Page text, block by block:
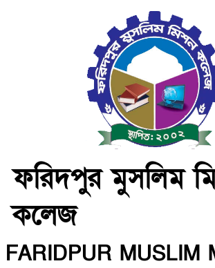
ফরিদপুর মুসলিম
কলেজ
FARIDPUR MUSLIM